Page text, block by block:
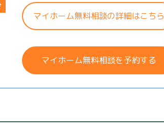
マイホーム無料相談の詳細はこちら
マイホーム無料相談を予約する